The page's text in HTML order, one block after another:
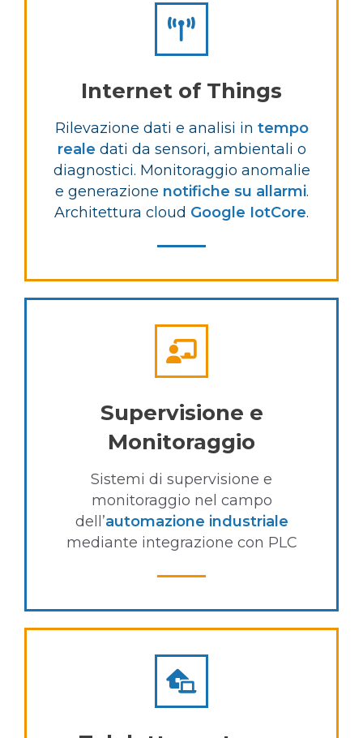
Internet of Things
Rilevazione dati e analisi in tempo
reale dati da sensori, ambientali o
diagnostici. Monitoraggio anomalie
e generazione notifiche su allarmi.
Architettura cloud Google IotCore.
Supervisione e
Monitoraggio
Sistemi di supervisione e
monitoraggio nel campo
dell’automazione industriale
mediante integrazione con PLC